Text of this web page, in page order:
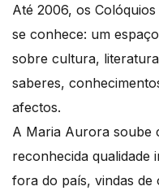
Até 2006, os
se conhece: um
sobre cultura,
saberes,
afectos.
A Maria Aurora soube
reconhecida qualidade
fora do país, vindas de